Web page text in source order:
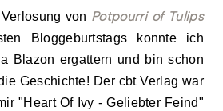
von Potpourri of Tulips
Bloggeburtstags konnte ich
Blazon ergattern und bin schon
Geschichte! Der cbtVerlag war
"Heart Of Ivy - Geliebter Feind"